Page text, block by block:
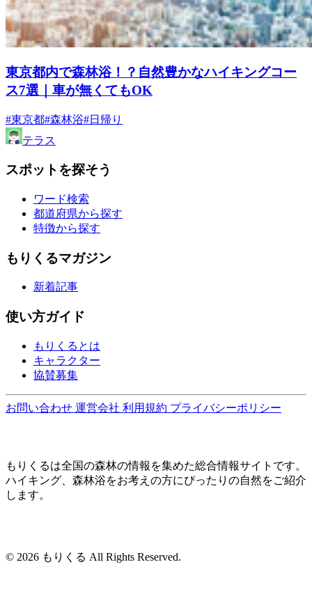
東京都内で森林浴！？自然豊かなハイキングコー
ス7選｜車が無くてもOK
#東京都#森林浴#日帰り
テラス
スポットを探そう
ワード検索
都道府県から探す
特徴から探す
もりくるマガジン
新着記事
使い方ガイド
もりくるとは
キャラクター
協賛募集
お問い合わせ 運営会社 利用規約 プライバシーポリシー
もりくるは全国の森林の情報を集めた総合情報サイトです。
ハイキング、森林浴をお考えの方にぴったりの自然をご紹介
します。
© 2026 もりくる All Rights Reserved.